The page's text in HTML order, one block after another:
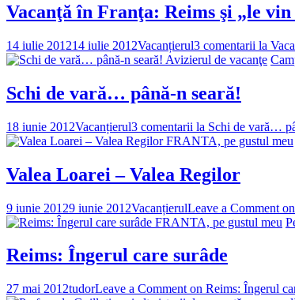
Vacanţă în Franţa: Reims şi „le
14 iulie 201214 iulie 2012Vacanțierul3 comentarii la
Avizierul de vacanţe
Schi de vară… până-n seară!
18 iunie 2012Vacanțierul3 comentarii la Schi de vară…
FRANTA, pe gustul meu
Valea Loarei – Valea Regilor
9 iunie 20129 iunie 2012VacanțierulLeave a Comment
FRANTA, pe gustul meu
Reims: Îngerul care surâde
27 mai 2012tudorLeave a Comment on Reims: Îngerul